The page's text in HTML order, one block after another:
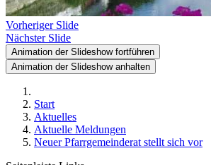
Vorheriger Slide
Nächster Slide
Animation der Slideshow fortführen
Animation der Slideshow anhalten
Start
Aktuelles
Aktuelle Meldungen
Neuer Pfarrgemeinderat stellt sich vor